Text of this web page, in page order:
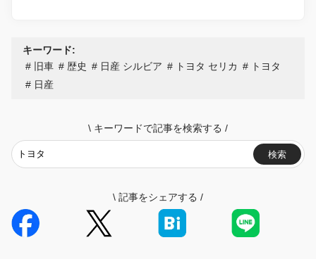
キーワード:
旧車
歴史 日産 シルビア トヨタ セリカ
トヨタ
日産
\ キーワードで記事を検索する /
検索
\ 記事をシェアする /